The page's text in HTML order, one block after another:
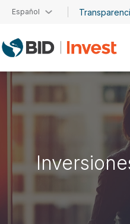
Pasar al contenido principal
Español